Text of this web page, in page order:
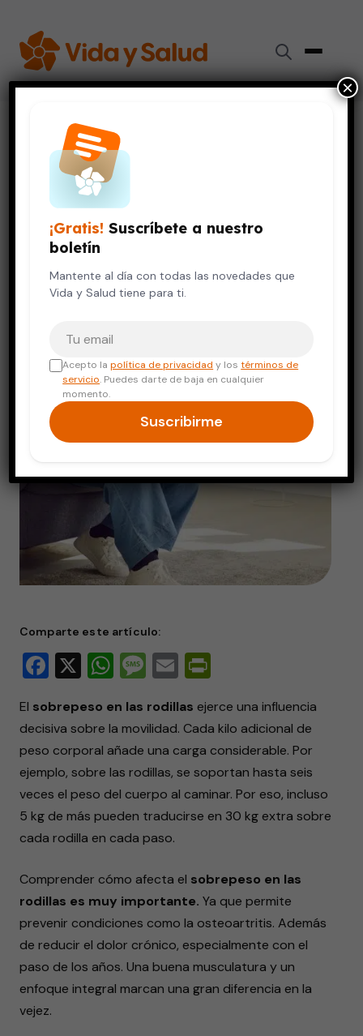
Digestión y Nutrición
Sobrepeso en las rodillas: cómo prevenir daño y dolor
DIGESTIÓN Y NUTRICIÓN
Sobrepeso en las rodillas: cómo
prevenir daño y dolor
22 de julio, 2025 5 min de lectura
Comparte este artículo:
Facebook
X WhatsApp
Message
Email
El sobrepeso en las rodillas ejerce una influencia
decisiva sobre la movilidad. Cada kilo adicional de
peso corporal añade una carga considerable. Por
ejemplo, sobre las rodillas, se soportan hasta seis
veces el peso del cuerpo al caminar. Por eso, incluso
5 kg de más pueden traducirse en 30 kg extra sobre
cada rodilla en cada paso.
Comprender cómo afecta el sobrepeso en las
rodillas es muy importante. Ya que permite
prevenir condiciones como la osteoartritis. Además
de reducir el dolor crónico, especialmente con el
paso de los años. Una buena musculatura y un
enfoque integral marcan una gran diferencia en la
vejez.
¡Gratis! Suscríbete a nuestro
boletín
Mantente al día con todas las novedades que
Vida y Salud tiene para ti.
Acepto lapolítica de privacidad y lostérminos de
servicio. Puedes darte de baja en cualquier
momento.
Suscribirme
×